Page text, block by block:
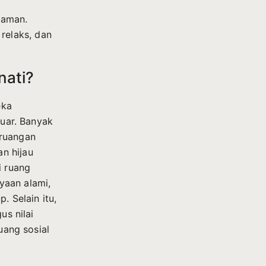
dan
Banyak
hijau
ruang
alami,
Selain itu,
nilai
sosial